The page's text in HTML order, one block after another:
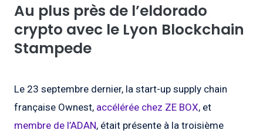
Au plus près de l’eldorado
crypto avec le Lyon Blockchain
Stampede
Le 23 septembre dernier, la start-up supply chain
française Ownest, accélérée chez ZE BOX, et
membre de l’ADAN, était présente à la troisième